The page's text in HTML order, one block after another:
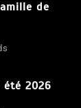
de
été 2026